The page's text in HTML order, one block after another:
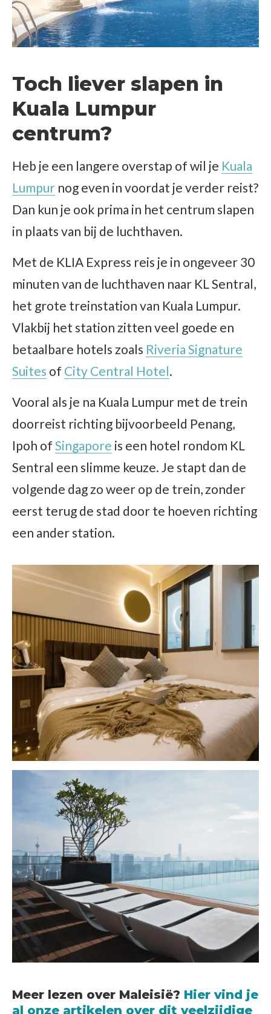
Toch liever slapen in
Kuala Lumpur
centrum?
Heb je een langere overstap of wil je Kuala
Lumpur nog even in voordat je verder reist?
Dan kun je ook prima in het centrum slapen
in plaats van bij de luchthaven.
Met de KLIA Express reis je in ongeveer 30
minuten van de luchthaven naar KL Sentral,
het grote treinstation van Kuala Lumpur.
Vlakbij het station zitten veel goede en
betaalbare hotels zoals Riveria Signature
Suites of City Central Hotel.
Vooral als je na Kuala Lumpur met de trein
doorreist richting bijvoorbeeld Penang,
Ipoh of Singapore is een hotel rondom KL
Sentral een slimme keuze. Je stapt dan de
volgende dag zo weer op de trein, zonder
eerst terug de stad door te hoeven richting
een ander station.
Meer lezen over Maleisië? Hier vind je
al onze artikelen over dit veelzijdige